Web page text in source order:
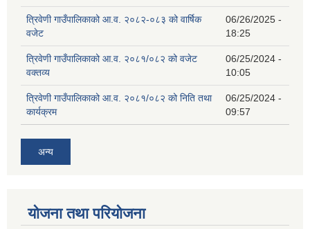
त्रिवेणी गाउँपालिकाको आ.व. २०८२-०८३ को वार्षिक
वजेट
06/26/2025 -
18:25
त्रिवेणी गाउँपालिकाको आ.व. २०८१/०८२ को वजेट
वक्तव्य
06/25/2024 -
10:05
त्रिवेणी गाउँपालिकाको आ.व. २०८१/०८२ को निति तथा
कार्यक्रम
06/25/2024 -
09:57
अन्य
योजना तथा परियोजना